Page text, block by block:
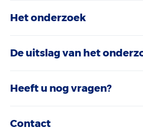
Het onderzoek
De uitslag van het
Heeft u nog vragen?
Contact